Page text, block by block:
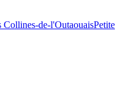
Collines-de-l'OutaouaisPetite